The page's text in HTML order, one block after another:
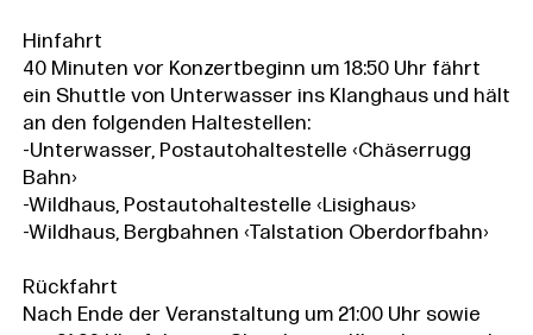
Hinfahrt
40 Minuten vor Konzertbeginn um 18:50 Uhr fährt
ein Shuttle von Unterwasser ins Klanghaus und hält
an den folgenden Haltestellen:
-Unterwasser, Postautohaltestelle ‹Chäserrugg
Bahn›
-Wildhaus, Postautohaltestelle ‹Lisighaus›
-Wildhaus, Bergbahnen ‹Talstation Oberdorfbahn›
Rückfahrt
Nach Ende der Veranstaltung um 21:00 Uhr sowie